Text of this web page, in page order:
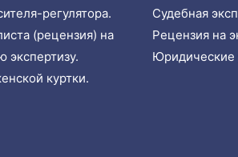
регулятора.
(рецензия) на
экспертизу.
куртки.
Судебная
Рецензия на
Юридические